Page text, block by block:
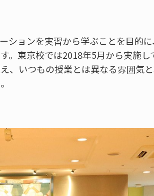
ションを実習から学ぶことを目的
。東京校では2018年5月から実施し
、いつもの授業とは異なる雰囲気